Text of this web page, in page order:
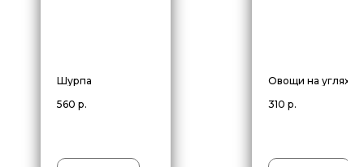
Шурпа
560 р.
Овощи на углях
310 р.